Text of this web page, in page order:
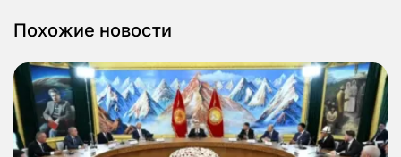
Похожие новости